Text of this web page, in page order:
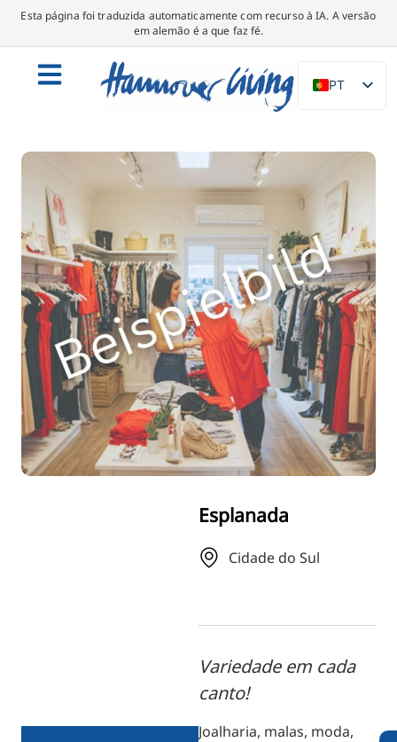
Esta página foi traduzida automaticamente com recurso à IA. A versão
em alemão é a que faz fé.
PT
DE
PL
ES
IT
DA
SV
FR
TR
RU
FI
ZH
Esplanada
Cidade do Sul
Variedade em cada
canto!
Joalharia, malas, moda,